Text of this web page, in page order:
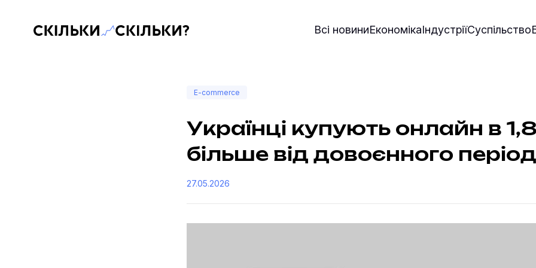
Скільки-скільки? — Медіа про суспільні дані Всі новиниЕкономікаІндустріїСуспільство
E-commerce
Українці купують онлайн в
більше від довоєнного
27.05.2026